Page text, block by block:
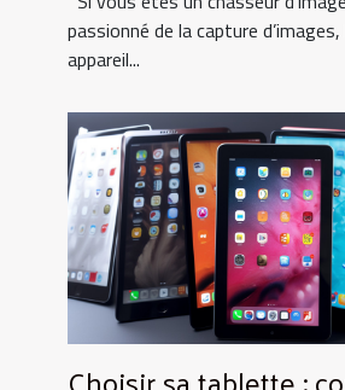
passionné de la capture d’images,
appareil...